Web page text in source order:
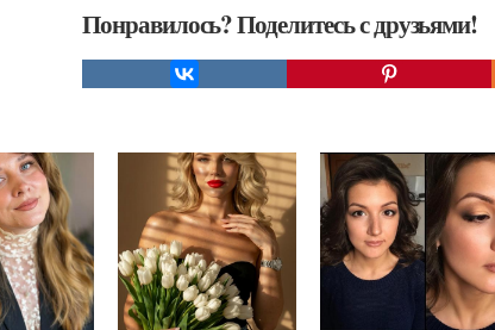
Понравилось? Поделитесь с друзьями!